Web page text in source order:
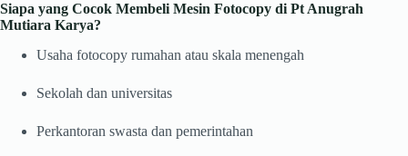
Siapa yang Cocok Membeli Mesin Fotocopy di Pt Anugrah
Mutiara Karya?
Usaha fotocopy rumahan atau skala menengah
Sekolah dan universitas
Perkantoran swasta dan pemerintahan